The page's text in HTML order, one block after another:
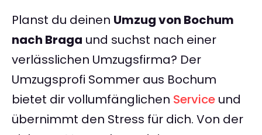
Planst du deinen Umzug von Bochum
nach Braga und suchst nach einer
verlässlichen Umzugsfirma? Der
Umzugsprofi Sommer aus Bochum
bietet dir vollumfänglichen Service und
übernimmt den Stress für dich. Von der